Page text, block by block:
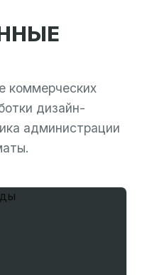
коммерческих
дизайн-
администрации